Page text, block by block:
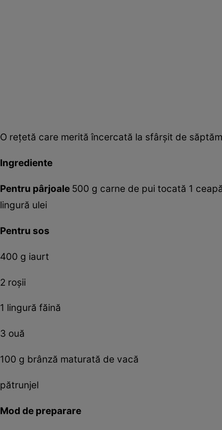
O reţetă care merită încercată la sfârşit de
Ingrediente
Pentru pârjoale 500 g carne de pui tocată 1
lingură ulei
Pentru sos
400 g iaurt
2 roşii
1 lingură făină
3 ouă
100 g brânză maturată de vacă
pătrunjel
Mod de preparare